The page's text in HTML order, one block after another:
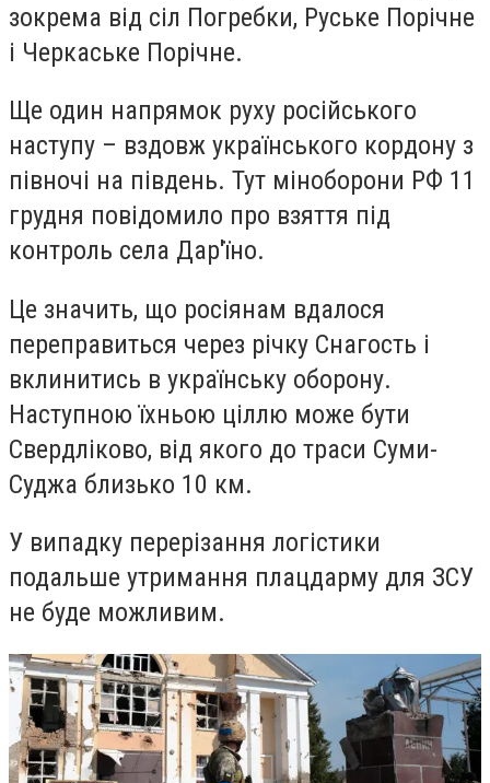
зокрема від сіл Погребки, Руське Порічне
і Черкаське Порічне.
Ще один напрямок руху російського
наступу – вздовж українського кордону з
півночі на південь. Тут міноборони РФ 11
грудня повідомило про взяття під
контроль села Дар'їно.
Це значить, що росіянам вдалося
переправиться через річку Снагость і
вклинитись в українську оборону.
Наступною їхньою ціллю може бути
Свердліково, від якого до траси Суми-
Суджа близько 10 км.
У випадку перерізання логістики
подальше утримання плацдарму для ЗСУ
не буде можливим.